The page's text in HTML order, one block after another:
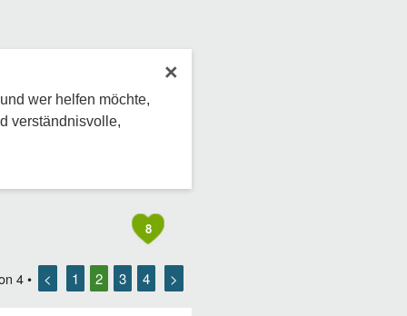
×
wer helfen möchte,
verständnisvolle,
8
4 • < 1 2 3 4 >